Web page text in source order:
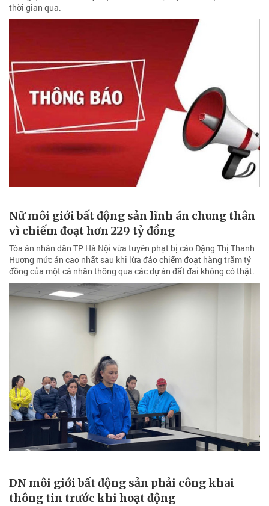
thời gian qua.
Nữ môi giới bất động sản lĩnh án chung thân
vì chiếm đoạt hơn 229 tỷ đồng
Tòa án nhân dân TP Hà Nội vừa tuyên phạt bị cáo Đặng Thị Thanh
Hương mức án cao nhất sau khi lừa đảo chiếm đoạt hàng trăm tỷ
đồng của một cá nhân thông qua các dự án đất đai không có thật.
DN môi giới bất động sản phải công khai
thông tin trước khi hoạt động